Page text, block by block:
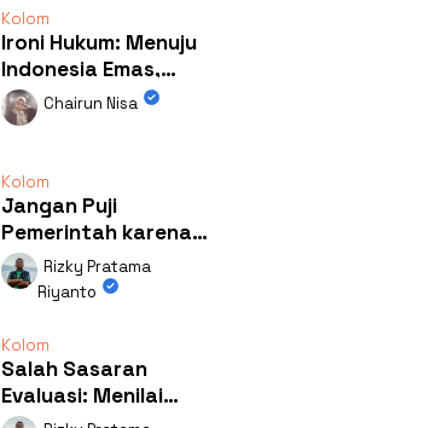
Kolom
Ironi Hukum: Menuju
Indonesia Emas,
Ternyata Emasnya
Ada di Rumah Febrie!
Chairun Nisa
Kolom
Jangan Puji
Pemerintah karena
Kerja: Mengapa
Publik Begitu Mudah
Rizky Pratama
Riyanto
Kolom
Salah Sasaran
Evaluasi: Menilai
Program MBG Lewat